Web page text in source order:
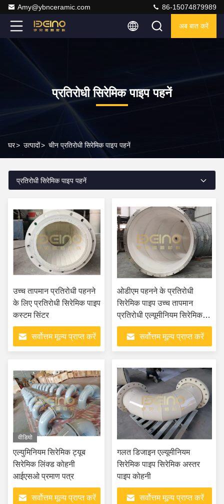
Amy@ybnceramic.com 86-15074879989
अब बात करें
प्रतिरोधी सिरेमिक पाइप पहनें
घर> उत्पादों> चीन प्रतिरोधी सिरेमिक पाइप पहनें
प्रतिरोधी सिरेमिक पाइप पहनें
उच्च तापमान प्रतिरोधी पहनने
के लिए प्रतिरोधी सिरेमिक पाइप
कस्टम सिंटर
सर्वोत्तम मूल्य प्राप्त करें
ओडीएम पहनने के प्रतिरोधी
सिरेमिक पाइप उच्च तापमान
प्रतिरोधी एल्यूमीनियम सिरेमिक
टाइलें
सर्वोत्तम मूल्य प्राप्त करें
वीडियो
एल्युमिनियम सिरेमिक ट्यूब
सिरेमिक लिंक्ड कोहनी
आईएसओ प्रमाण पत्र
सर्वोत्तम मूल्य प्राप्त करें
गलत डिजाइन एल्यूमीनियम
सिरेमिक पाइप सिरेमिक अस्तर
पाइप कोहनी
सर्वोत्तम मूल्य प्राप्त करें